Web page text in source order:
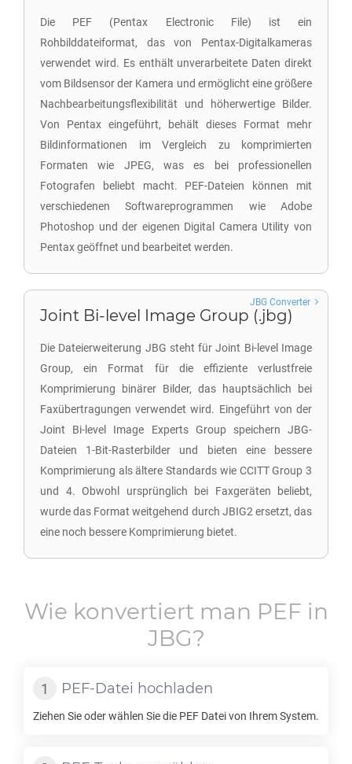
Die PEF (Pentax Electronic File) ist ein
Rohbilddateiformat, das von Pentax-Digitalkameras
verwendet wird. Es enthält unverarbeitete Daten direkt
vom Bildsensor der Kamera und ermöglicht eine größere
Nachbearbeitungsflexibilität und höherwertige Bilder.
Von Pentax eingeführt, behält dieses Format mehr
Bildinformationen im Vergleich zu komprimierten
Formaten wie JPEG, was es bei professionellen
Fotografen beliebt macht. PEF-Dateien können mit
verschiedenen Softwareprogrammen wie Adobe
Photoshop und der eigenen Digital Camera Utility von
Pentax geöffnet und bearbeitet werden.
Joint Bi-level Image Group (.jbg)
Die Dateierweiterung JBG steht für Joint Bi-level Image
Group, ein Format für die effiziente verlustfreie
Komprimierung binärer Bilder, das hauptsächlich bei
Faxübertragungen verwendet wird. Eingeführt von der
Joint Bi-level Image Experts Group speichern JBG-
Dateien 1-Bit-Rasterbilder und bieten eine bessere
Komprimierung als ältere Standards wie CCITT Group 3
und 4. Obwohl ursprünglich bei Faxgeräten beliebt,
wurde das Format weitgehend durch JBIG2 ersetzt, das
eine noch bessere Komprimierung bietet.
JBG Converter
Wie konvertiert man PEF in
JBG?
PEF-Datei hochladen
Ziehen Sie oder wählen Sie die PEF Datei von Ihrem System.